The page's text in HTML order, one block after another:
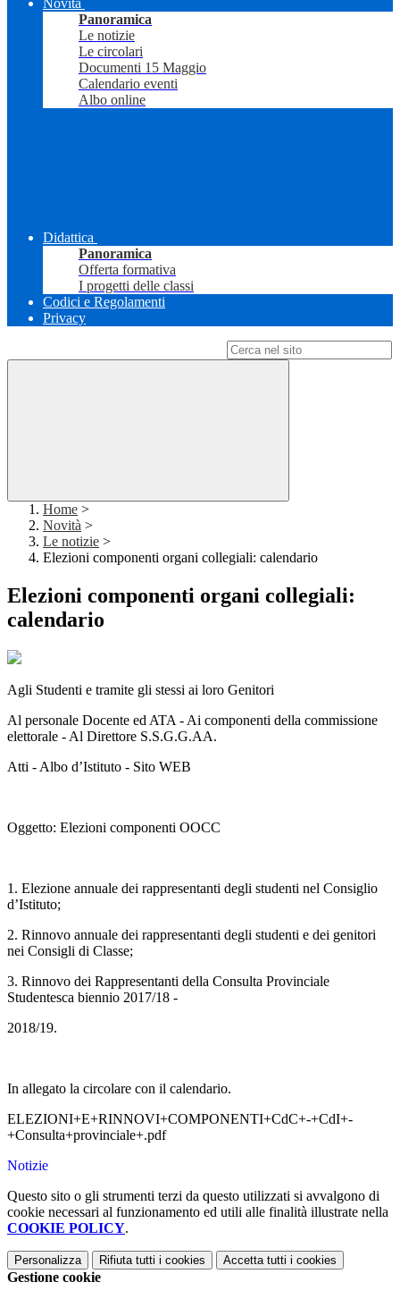
Novità
Panoramica
Le notizie
Le circolari
Documenti 15 Maggio
Calendario eventi
Albo online
Didattica
Panoramica
Offerta formativa
I progetti delle classi
Codici e Regolamenti
Privacy
Home >
Novità >
Le notizie >
Elezioni componenti organi collegiali: calendario
Elezioni componenti organi collegiali:
calendario
Agli Studenti e tramite gli stessi ai loro Genitori
Al personale Docente ed ATA - Ai componenti della commissione
elettorale - Al Direttore S.S.G.G.AA.
Atti - Albo d’Istituto - Sito WEB
Oggetto: Elezioni componenti OOCC
1. Elezione annuale dei rappresentanti degli studenti nel Consiglio
d’Istituto;
2. Rinnovo annuale dei rappresentanti degli studenti e dei genitori
nei Consigli di Classe;
3. Rinnovo dei Rappresentanti della Consulta Provinciale
Studentesca biennio 2017/18 -
2018/19.
In allegato la circolare con il calendario.
ELEZIONI+E+RINNOVI+COMPONENTI+CdC+-+CdI+-
+Consulta+provinciale+.pdf
Notizie
Questo sito o gli strumenti terzi da questo utilizzati si avvalgono di
cookie necessari al funzionamento ed utili alle finalità illustrate nella
COOKIE POLICY.
Personalizza Rifiuta tutti i cookies Accetta tutti i cookies
Gestione cookie